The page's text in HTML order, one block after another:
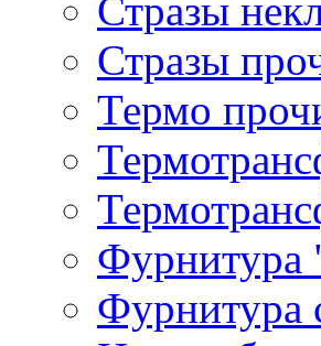
Стразы
Стразы
Термо
Фурнитура
Фурнитура